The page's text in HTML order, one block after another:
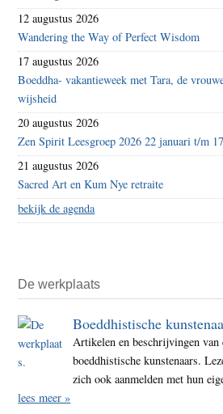
12 augustus 2026
Wandering the Way of Perfect Wisdom
17 augustus 2026
Boeddha- vakantieweek met Tara, de
wijsheid
20 augustus 2026
Zen Spirit Leesgroep 2026 22 januari t/m
21 augustus 2026
Sacred Art en Kum Nye retraite
bekijk de agenda
De werkplaats
Boeddhistische
Artikelen en beschrijvingen van
boeddhistische kunstenaars.
zich ook aanmelden met hun
lees meer »